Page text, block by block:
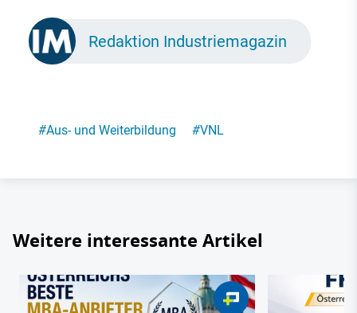
Redaktion Industriemagazin
#Aus- und Weiterbildung #VNL
Weitere interessante Artikel